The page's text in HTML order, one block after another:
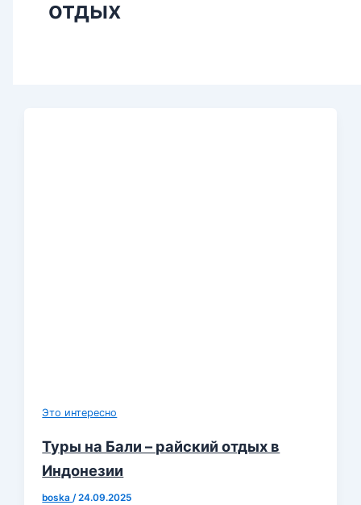
отдых
Это интересно
Туры на Бали – райский отдых в
Индонезии
boska/24.09.2025